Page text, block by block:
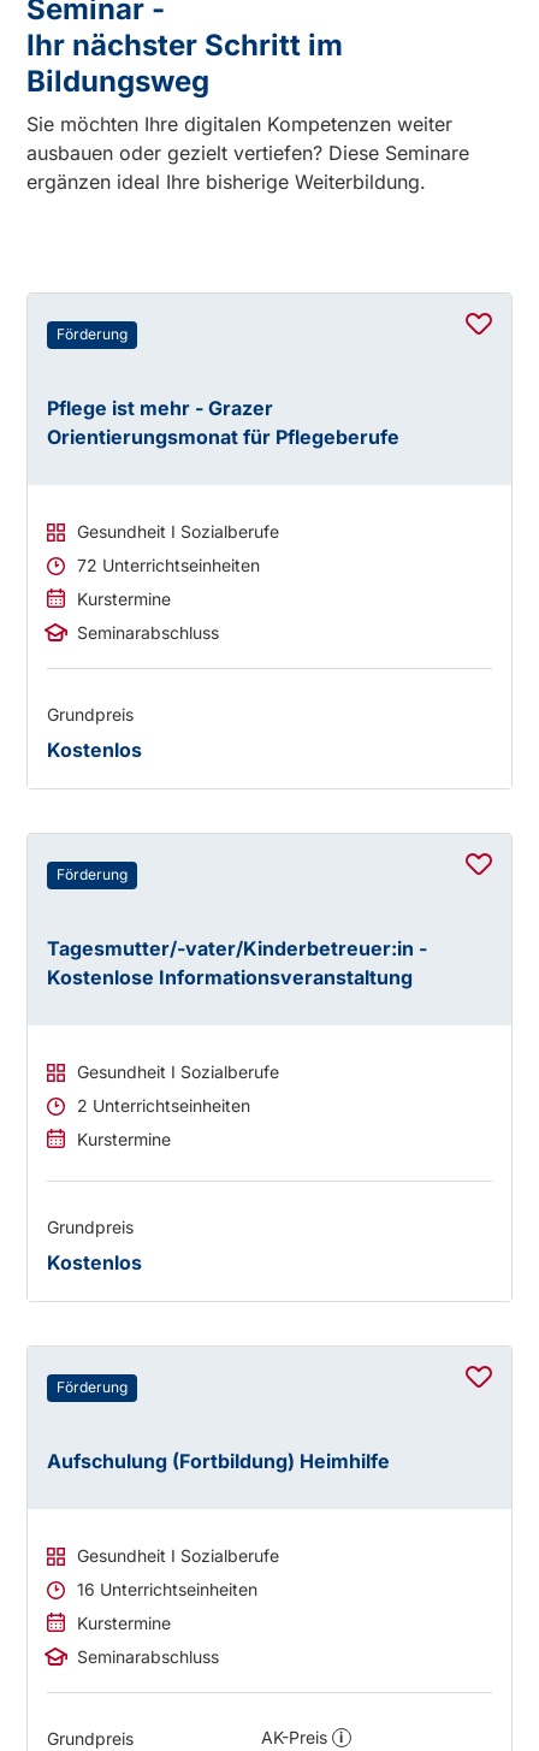
Seminar -
Ihr nächster Schritt im
Bildungsweg
Sie möchten Ihre digitalen Kompetenzen weiter
ausbauen oder gezielt vertiefen? Diese Seminare
ergänzen ideal Ihre bisherige Weiterbildung.
Förderung
Pflege ist mehr - Grazer
Orientierungsmonat für Pflegeberufe
Gesundheit I Sozialberufe
72 Unterrichtseinheiten
Kurstermine
Seminarabschluss
Grundpreis
Kostenlos
Förderung
Tagesmutter/-vater/Kinderbetreuer:in -
Kostenlose Informationsveranstaltung
Gesundheit I Sozialberufe
2 Unterrichtseinheiten
Kurstermine
Grundpreis
Kostenlos
Förderung
Aufschulung (Fortbildung) Heimhilfe
Gesundheit I Sozialberufe
16 Unterrichtseinheiten
Kurstermine
Seminarabschluss
Grundpreis AK-Preis i